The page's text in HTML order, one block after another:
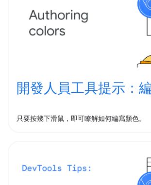
開發人員工具提示：
只要按幾下滑鼠，即可瞭解如何編寫顏色。